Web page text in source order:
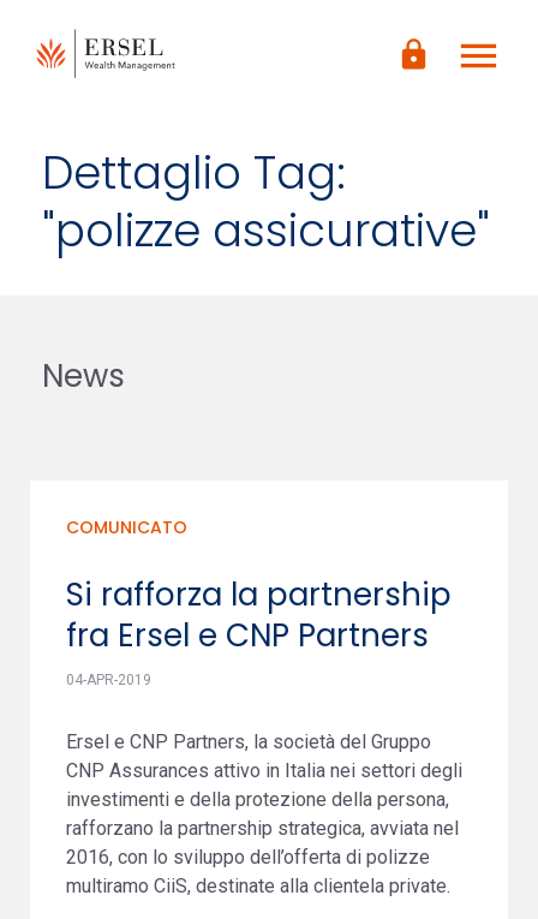
CONTENUTO
PRINCIPALE
PAGINA
lock menu
Dettaglio Tag:
"polizze assicurative"
News
COMUNICATO
Si rafforza la partnership
fra Ersel e CNP Partners
04-APR-2019
Ersel e CNP Partners, la società del Gruppo
CNP Assurances attivo in Italia nei settori degli
investimenti e della protezione della persona,
rafforzano la partnership strategica, avviata nel
2016, con lo sviluppo dell’offerta di polizze
multiramo CiiS, destinate alla clientela private.